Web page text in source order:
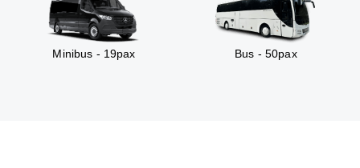
Minibus - 19pax Bus - 50pax